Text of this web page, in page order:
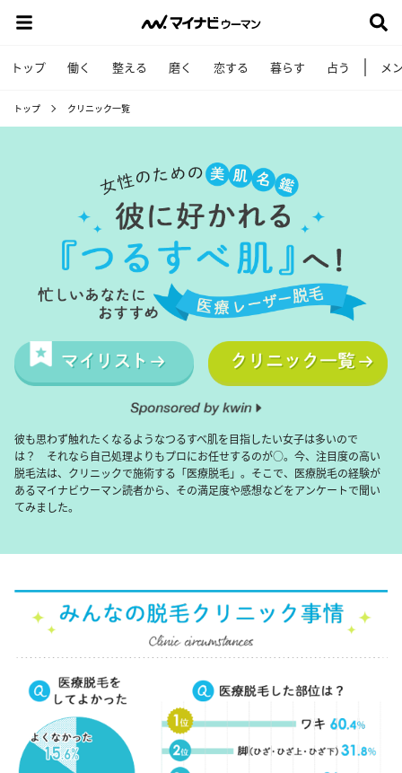
トップ 働く 整える 磨く 恋する 暮らす 占う メ
トップ クリニック一覧
彼も思わず触れたくなるようなつるすべ肌を目指したい女子は多いので
は？ それなら自己処理よりもプロにお任せするのが○。今、注目度の高い
脱毛法は、クリニックで施術する「医療脱毛」。そこで、医療脱毛の経験が
あるマイナビウーマン読者から、その満足度や感想などをアンケートで聞い
てみました。